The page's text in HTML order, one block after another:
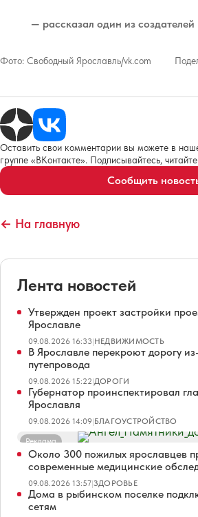
— рассказал один из
Фото: Свободный Ярославль/vk.com
Оставить свои комментарии вы можете в
группе «ВКонтакте». Подписывайтесь,
Сообщить
← На главную
Лента новостей
Утвержден проект застройки
Ярославле
09.08.2026 16:33|НЕДВИЖИМОСТЬ
В Ярославле перекроют дорогу
путепровода
09.08.2026 15:22|ДОРОГИ
Губернатор проинспектировал
Ярославля
09.08.2026 14:09|БЛАГОУСТРОЙСТВО
Реклама
Около 300 пожилых ярославцев
современные медицинские
09.08.2026 13:57|ЗДОРОВЬЕ
Дома в рыбинском поселке
сетям